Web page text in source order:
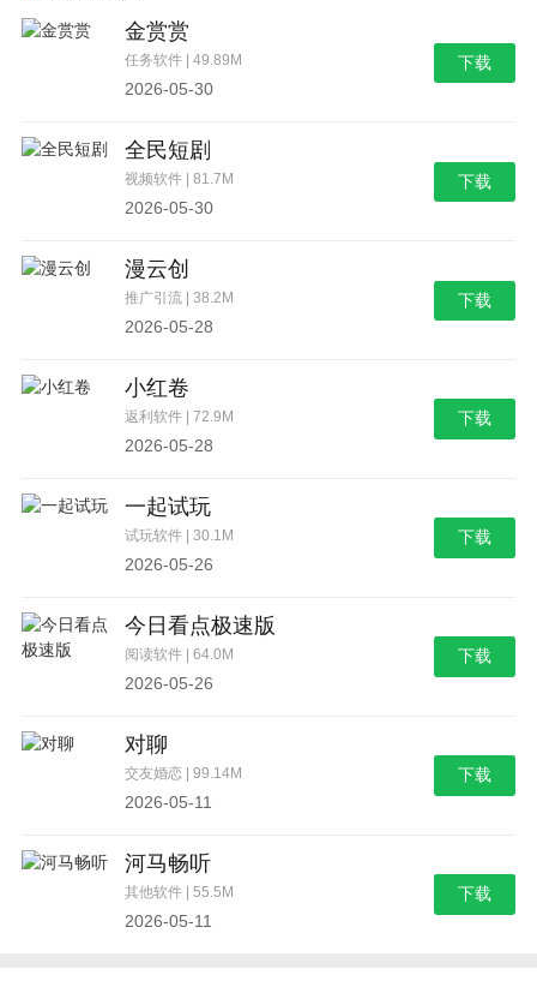
金赏赏
任务软件 | 49.89M
2026-05-30
下载
全民短剧
视频软件 | 81.7M
2026-05-30
下载
漫云创
推广引流 | 38.2M
2026-05-28
下载
小红卷
返利软件 | 72.9M
2026-05-28
下载
一起试玩
试玩软件 | 30.1M
2026-05-26
下载
今日看点极速版
阅读软件 | 64.0M
2026-05-26
下载
对聊
交友婚恋 | 99.14M
2026-05-11
下载
河马畅听
其他软件 | 55.5M
2026-05-11
下载